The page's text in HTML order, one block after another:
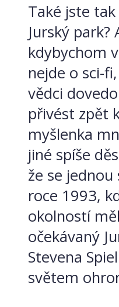
Také jste
Jurský park?
kdybychom
nejde o sci-
vědci
přivést zpět
myšlenka
jiné spíše
že se
roce 1993,
okolností
očekávaný
Stevena
světem